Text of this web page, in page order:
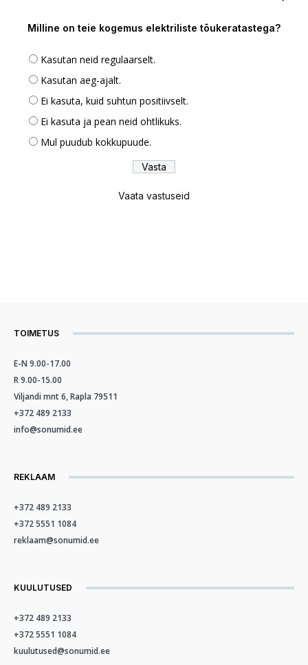
Milline on teie kogemus elektriliste tõukeratastega?
Kasutan neid regulaarselt.
Kasutan aeg-ajalt.
Ei kasuta, kuid suhtun positiivselt.
Ei kasuta ja pean neid ohtlikuks.
Mul puudub kokkupuude.
Vaata vastuseid
TOIMETUS
E-N 9.00-17.00
R 9.00-15.00
Viljandi mnt 6, Rapla 79511
+372 489 2133
info@sonumid.ee
REKLAAM
+372 489 2133
+372 5551 1084
reklaam@sonumid.ee
KUULUTUSED
+372 489 2133
+372 5551 1084
kuulutused@sonumid.ee